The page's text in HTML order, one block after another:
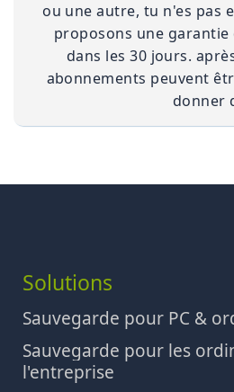
ou une autre, tu n'es pas
proposons une garantie
dans les 30 jours.
abonnements peuvent
donner
Solutions
Sauvegarde pour PC &
Sauvegarde pour les
l'entreprise